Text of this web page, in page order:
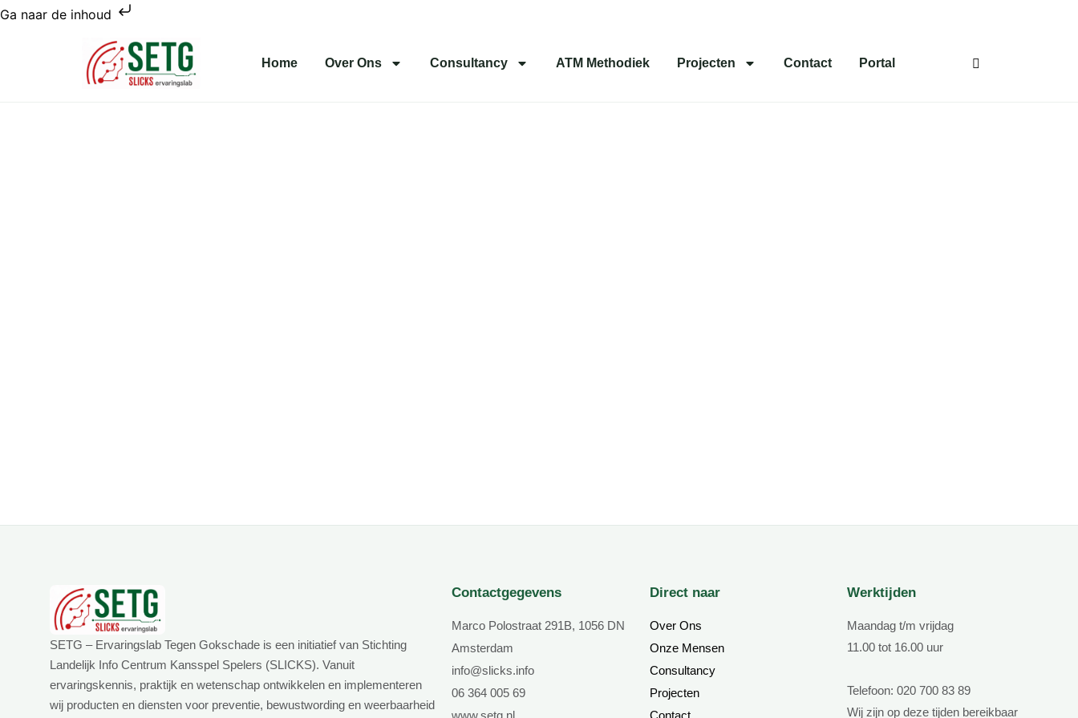
Ga naar de inhoud
Ga
Home Over Ons Consultancy ATM Methodiek Projecten Contact Portal
SETG – Ervaringslab Tegen Gokschade is een initiatief van Stichting
Landelijk Info Centrum Kansspel Spelers (SLICKS). Vanuit
ervaringskennis, praktijk en wetenschap ontwikkelen en implementeren
wij producten en diensten voor preventie, bewustwording en weerbaarheid
Contactgegevens
Marco Polostraat 291B, 1056 DN
Amsterdam
info@slicks.info
06 364 005 69
www.setg.nl
Direct naar
Over Ons
Onze Mensen
Consultancy
Projecten
Contact
Werktijden
Maandag t/m vrijdag
11.00 tot 16.00 uur
Telefoon: 020 700 83 89
Wij zijn op deze tijden bereikbaar